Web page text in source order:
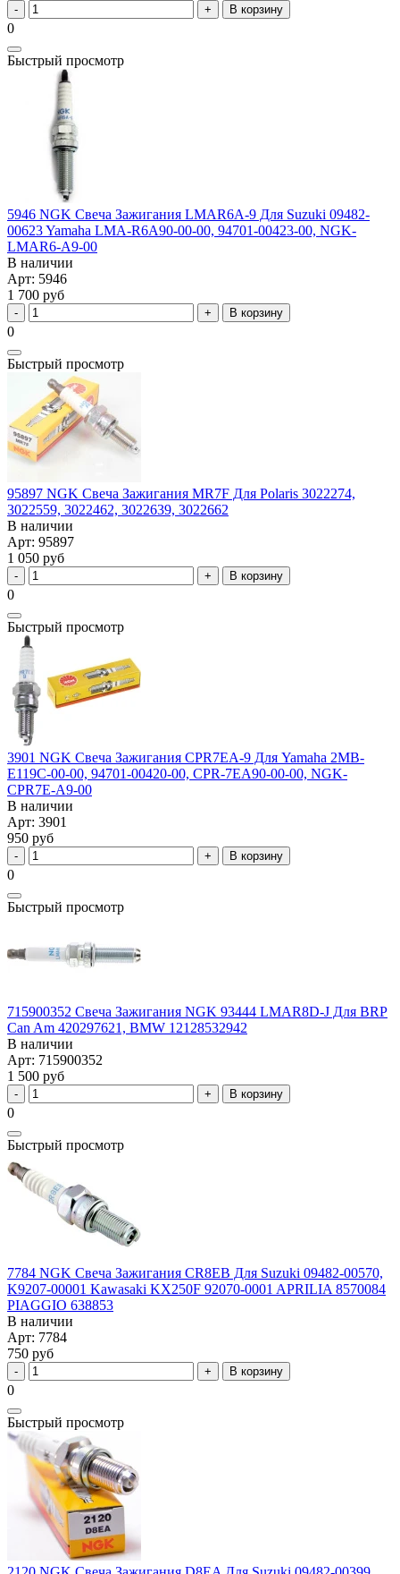
В корзину
0
Быстрый просмотр
5946 NGK Свеча Зажигания LMAR6A-9 Для Suzuki 09482-
00623 Yamaha LMA-R6A90-00-00, 94701-00423-00, NGK-
LMAR6-A9-00
В наличии
Арт: 5946
1 700 руб
В корзину
0
Быстрый просмотр
95897 NGK Свеча Зажигания MR7F Для Polaris 3022274,
3022559, 3022462, 3022639, 3022662
В наличии
Арт: 95897
1 050 руб
В корзину
0
Быстрый просмотр
3901 NGK Свеча Зажигания CPR7EA-9 Для Yamaha 2MB-
E119C-00-00, 94701-00420-00, CPR-7EA90-00-00, NGK-
CPR7E-A9-00
В наличии
Арт: 3901
950 руб
В корзину
0
Быстрый просмотр
715900352 Свеча Зажигания NGK 93444 LMAR8D-J Для BRP
Can Am 420297621, BMW 12128532942
В наличии
Арт: 715900352
1 500 руб
В корзину
0
Быстрый просмотр
7784 NGK Свеча Зажигания CR8EB Для Suzuki 09482-00570,
K9207-00001 Kawasaki KX250F 92070-0001 APRILIA 8570084
PIAGGIO 638853
В наличии
Арт: 7784
750 руб
В корзину
0
Быстрый просмотр